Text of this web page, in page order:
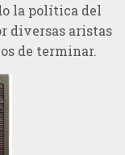
la política del
diversas aristas
de terminar.